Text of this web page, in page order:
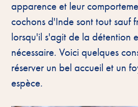
apparence et leur
cochons d'Inde sont tout sauf
lorsqu'il s'agit de la détention
nécessaire. Voici quelques
réserver un bel accueil et un
espèce.